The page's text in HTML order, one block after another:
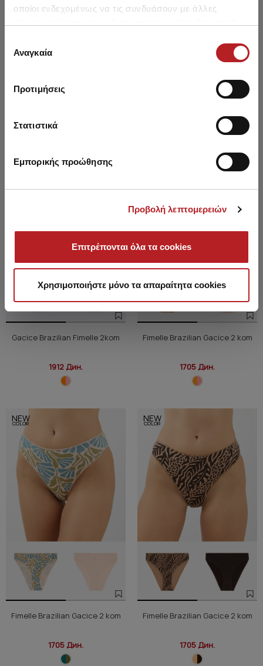
οποίοι ενδεχομένως να τις συνδυάσουν με άλλες
των υπηρεσιών τους.
συγκατάθεσης
Αναγκαία
Προτιμήσεις
Στατιστικά
Εμπορικής προώθησης
Προβολή λεπτομερειών
Επιτρέπονται όλα τα cookies
Χρησιμοποιήστε μόνο τα απαραίτητα cookies
Gacice Brazilian Fimelle 2kom
1912 Дин.
Gacice Brazilian Fimelle 2kom
Gacice Brazilian Fimelle 2kom
1912 Дин.
Fimelle Brazilian Gacice 2 kom
1705 Дин.
NEW
COLOR
Fimelle Brazilian Gacice 2 kom
1705 Дин.
NEW
COLOR
Fimelle Brazilian Gacice 2 kom
1705 Дин.